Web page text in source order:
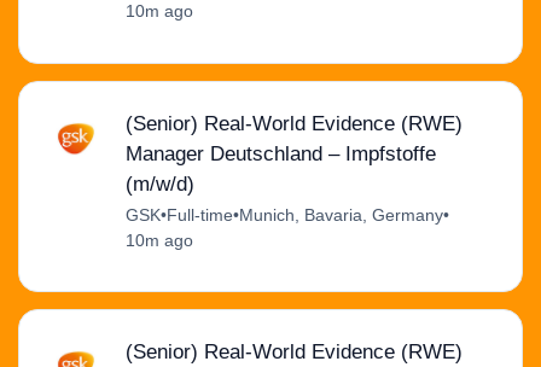
10m ago
(Senior) Real-World Evidence (RWE)
Manager Deutschland – Impfstoffe
(m/w/d)
GSK•Full-time•Munich, Bavaria, Germany•
10m ago
(Senior) Real-World Evidence (RWE)